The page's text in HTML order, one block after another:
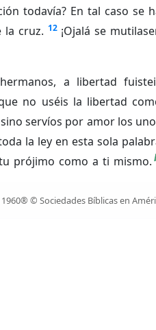
todavía? En tal caso se
la cruz. 12 ¡Ojalá se
a libertad
no uséis la libertad
servíos por amor los
la ley en esta sola
prójimo como a ti mismo.
© Sociedades Bíblicas en